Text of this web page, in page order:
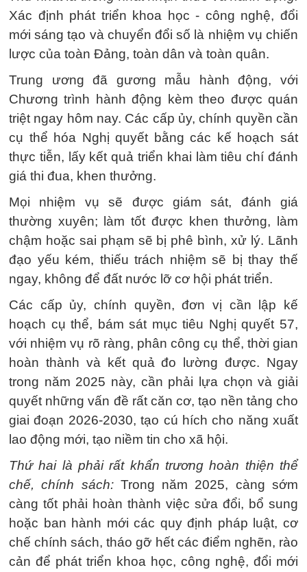
Xác định phát triển khoa học - công nghệ, đổi
mới sáng tạo và chuyển đổi số là nhiệm vụ chiến
lược của toàn Đảng, toàn dân và toàn quân.
Trung ương đã gương mẫu hành động, với
Chương trình hành động kèm theo được quán
triệt ngay hôm nay. Các cấp ủy, chính quyền cần
cụ thể hóa Nghị quyết bằng các kế hoạch sát
thực tiễn, lấy kết quả triển khai làm tiêu chí đánh
giá thi đua, khen thưởng.
Mọi nhiệm vụ sẽ được giám sát, đánh giá
thường xuyên; làm tốt được khen thưởng, làm
chậm hoặc sai phạm sẽ bị phê bình, xử lý. Lãnh
đạo yếu kém, thiếu trách nhiệm sẽ bị thay thế
ngay, không để đất nước lỡ cơ hội phát triển.
Các cấp ủy, chính quyền, đơn vị cần lập kế
hoạch cụ thể, bám sát mục tiêu Nghị quyết 57,
với nhiệm vụ rõ ràng, phân công cụ thể, thời gian
hoàn thành và kết quả đo lường được. Ngay
trong năm 2025 này, cần phải lựa chọn và giải
quyết những vấn đề rất căn cơ, tạo nền tảng cho
giai đoạn 2026-2030, tạo cú hích cho năng xuất
lao động mới, tạo niềm tin cho xã hội.
Thứ hai là phải rất khẩn trương hoàn thiện thể
chế, chính sách:Trong năm 2025, càng sớm
càng tốt phải hoàn thành việc sửa đổi, bổ sung
hoặc ban hành mới các quy định pháp luật, cơ
chế chính sách, tháo gỡ hết các điểm nghẽn, rào
cản để phát triển khoa học, công nghệ, đổi mới